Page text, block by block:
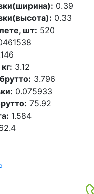
0.39
0.33
шт: 520
3.12
3.796
0.075933
75.92
1.584